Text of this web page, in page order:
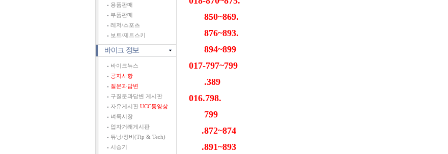
용품판매
부품판매
레저/스포츠
보트/제트스키
바이크뉴스
공지사항
질문과답변
구질문과답변 게시판
자유게시판 UCC동영상
벼룩시장
업자거래게시판
튜닝/정비(Tip & Tech)
시승기
850~869.
876~893.
894~899
017-797~799
.389
016.798.
799
.872~874
.891~893